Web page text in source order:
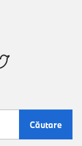
Căutare